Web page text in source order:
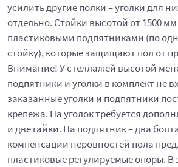
усилить другие полки – уголки для
отдельно. Стойки высотой от 1500
пластиковыми подпятниками (по
стойку), которые защищают пол от
Внимание! У стеллажей высотой
подпятники и уголки в комплект не
заказанные уголки и подпятники
крепежа. На уголок требуется
и две гайки. На подпятник – два
компенсации неровностей пола
пластиковые регулируемые опоры. В